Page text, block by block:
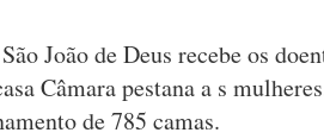
João de Deus recebe os
Câmara pestana a s
de 785 camas.